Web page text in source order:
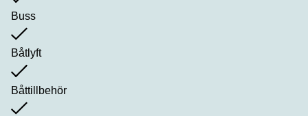
Buss
Båtlyft
Båttillbehör